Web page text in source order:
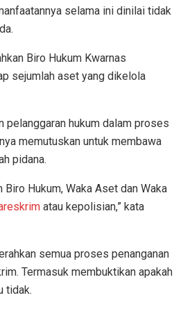
selama ini dinilai tidak
Biro Hukum Kwarnas
sejumlah aset yang dikelola
pelanggaran hukum dalam proses
memutuskan untuk membawa
pidana.
Biro Hukum, Waka Aset dan Waka
atau kepolisian,” kata
semua proses penanganan
Termasuk membuktikan apakah
tidak.